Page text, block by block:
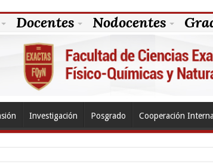
Docentes Nodocentes
Investigación Posgrado Cooperación